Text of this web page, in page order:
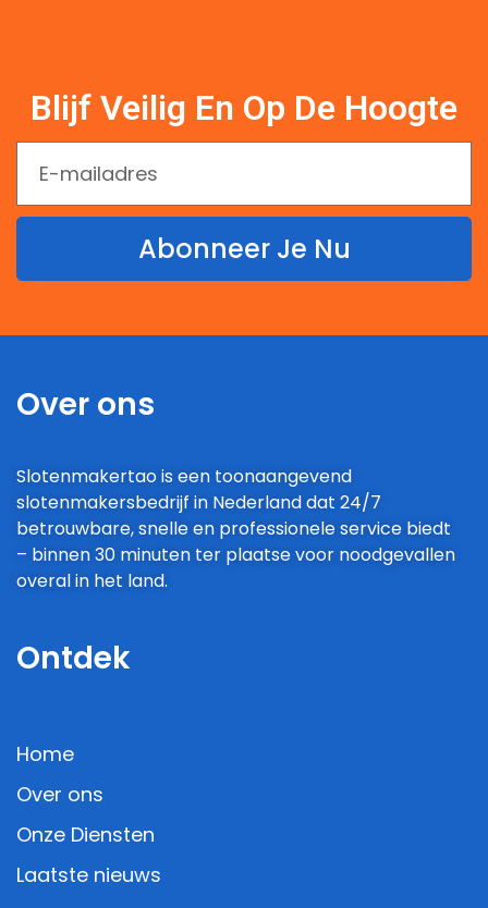
Blijf Veilig En Op De Hoogte
Abonneer Je Nu
Over ons
Slotenmakertao is een toonaangevend
slotenmakersbedrijf in Nederland dat 24/7
betrouwbare, snelle en professionele service biedt
– binnen 30 minuten ter plaatse voor noodgevallen
overal in het land.
Ontdek
Home
Over ons
Onze Diensten
Laatste nieuws